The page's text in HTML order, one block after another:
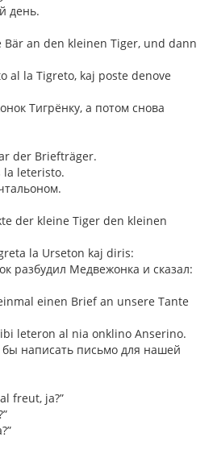
день.
an den kleinen Tiger, und dann
al la Tigreto, kaj poste denove
Тигрёнку, а потом снова
der Briefträger.
la leteristo.
der kleine Tiger den kleinen
la Urseton kaj diris:
разбудил Медвежонка и сказал:
einen Brief an unsere Tante
leteron al nia onklino Anserino.
написать письмо для нашей
freut, ja?”